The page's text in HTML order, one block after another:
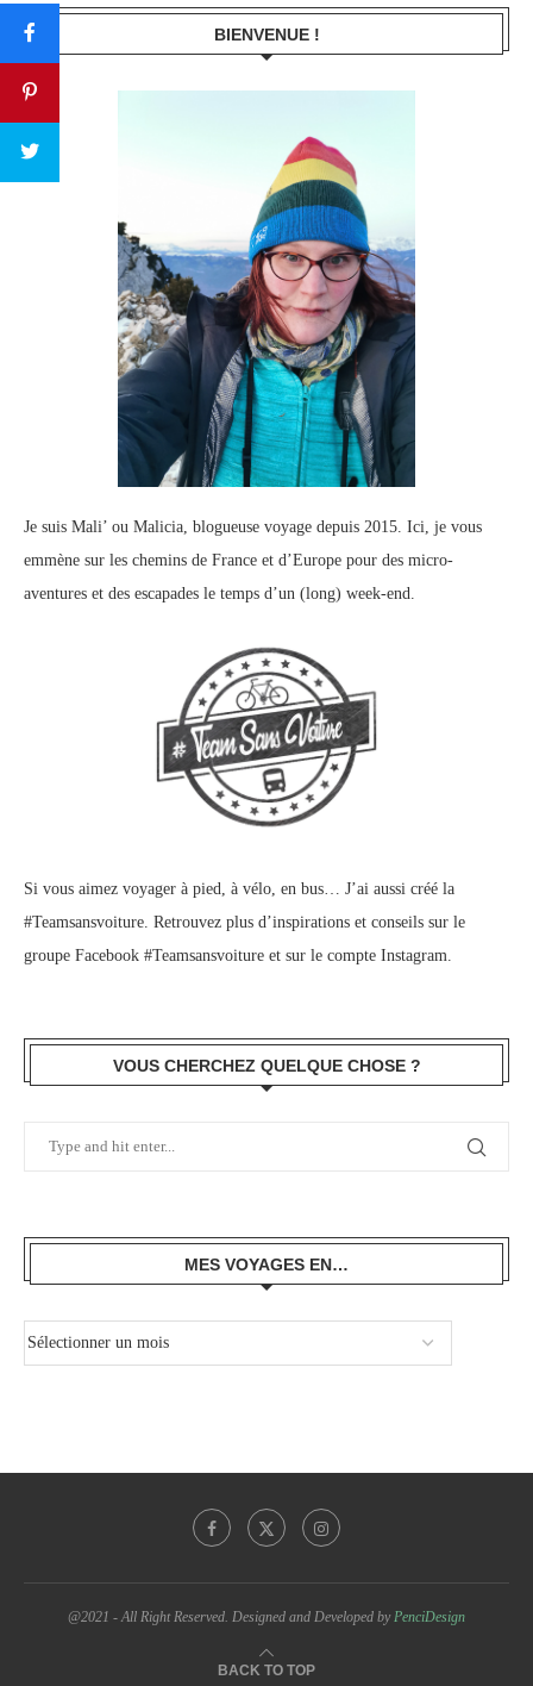
BIENVENUE !
Je suis Mali’ ou Malicia, blogueuse voyage depuis 2015. Ici, je vous
emmène sur les chemins de France et d’Europe pour des micro-
aventures et des escapades le temps d’un (long) week-end.
Si vous aimez voyager à pied, à vélo, en bus… J’ai aussi créé la
#Teamsansvoiture. Retrouvez plus d’inspirations et conseils sur le
groupe Facebook #Teamsansvoiture et sur le compte Instagram.
VOUS CHERCHEZ QUELQUE CHOSE ?
MES VOYAGES EN…
@2021 - All Right Reserved. Designed and Developed byPenciDesign
BACK TO TOP